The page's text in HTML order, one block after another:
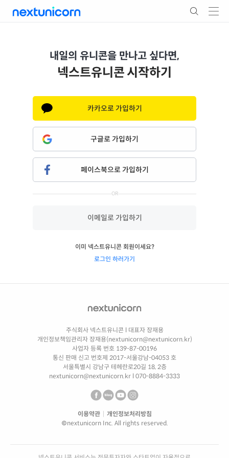
내일의 유니콘을 만나고 싶다면,
스타트업 정보를 보고 싶다면,
넥스트유니콘 시작하기
카카오로 가입하기
구글로 가입하기
페이스북으로 가입하기
OR
이메일로 가입하기
이미 넥스트유니콘 회원이세요?
로그인 하러가기
주식회사 넥스트유니콘l 대표자 장재용
개인정보책임관리자 장재용(nextunicorn@nextunicorn.kr)
사업자 등록 번호 139-87-00196
통신 판매 신고 번호제 2017-서울강남-04053 호
서울특별시 강남구 테헤란로20길 18, 2층
nextunicorn@nextunicorn.kr l 070-8884-3333
이용약관
개인정보처리방침
©nextunicorn Inc. All rights reserved.